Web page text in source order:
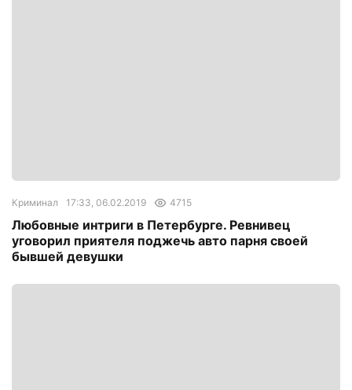
Криминал 17:33, 06.02.2019 4715
Любовные интриги в Петербурге. Ревнивец
уговорил приятеля поджечь авто парня своей
бывшей девушки